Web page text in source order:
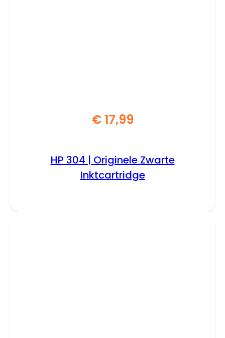
€17,99
HP 304 | Originele Zwarte
Inktcartridge